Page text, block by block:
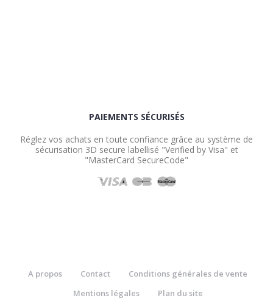
PAIEMENTS SÉCURISÉS
Réglez vos achats en toute confiance grâce au système de
sécurisation 3D secure labellisé "Verified by Visa" et
"MasterCard SecureCode"
A propos Contact
Conditions générales de vente
Mentions légales
Plan du site